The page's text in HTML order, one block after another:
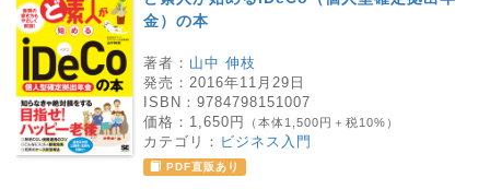
金）の本
著者： 山中 伸枝
発売： 2016年11月29日
ISBN： 9784798151007
価格： 1,650円 （本体1,500円＋税10%）
カテゴリ： ビジネス入門
PDF直販あり